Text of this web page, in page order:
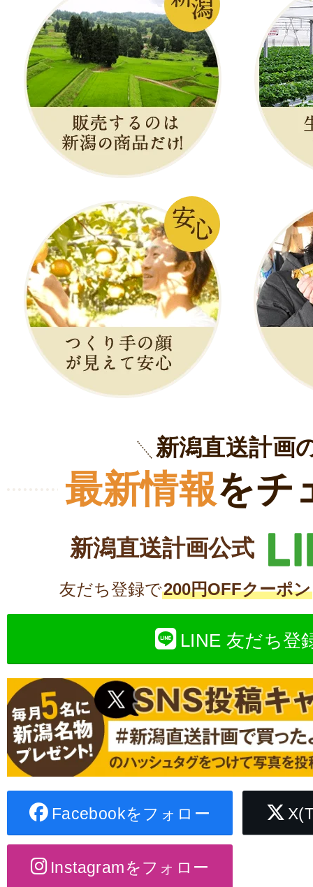
新潟直送計画
最新情報をチ
新潟直送計画公式
友だち登録で200円OFFクーポン
LINE 友だち登
Facebookをフォロー
Instagramをフォロー